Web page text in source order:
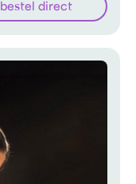
bestel direct